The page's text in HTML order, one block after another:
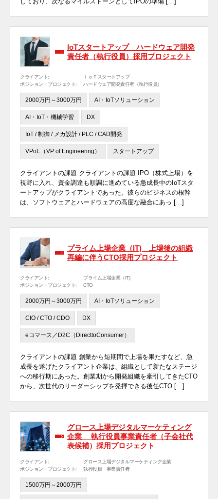
IoTスタートアップ ハードウェア開発
責任者（執行役員）採用プロジェクト
クライアント:
ＩｏＴスタートアップ
ポジション・プロジェクト:
ハードウェア開発責任者（執行役員）
2000万円～3000万円 AI・IoTソリューション
AI・IoT・機械学習 DX
IoT / 制御 / メカ設計 / PLC / CAD開発
VPoE（VP of Engineering） スタートアップ
クライアントの課題 クライアントの課題 IPO（株式上場）を
視野に入れ、資金調達も順調に進めている急成長中のIoTスタ
ートアップがクライアントであった。彼らのビジネスの根幹
は、ソフトウェアとハードウェアの高度な融合にあっ […]
プライム上場企業（IT) 上場後の組織
再編に伴うCTO採用プロジェクト
クライアント:
プライム上場企業（IT)
ポジション・プロジェクト:
CTO
2000万円～3000万円 AI・IoTソリューション
CIO / CTO / CDO DX
eコマース／D2C（DirecttoConsumer）
クライアントの課題 創業から短期間で上場を果たすなど、急
成長を遂げたクライアント企業は、組織として新たなステージ
への移行期にあった。創業期から開発組織を牽引してきたCTO
から、次世代のリーダーシップを発揮できる後任CTO […]
グロース上場デジタルマーケティング
企業 執行役員事業責任者（子会社代
表候補）採用プロジェクト
クライアント:
グロース上場デジタルマーケティング企業
ポジション・プロジェクト:
執行役員 事業責任者
1500万円～2000万円